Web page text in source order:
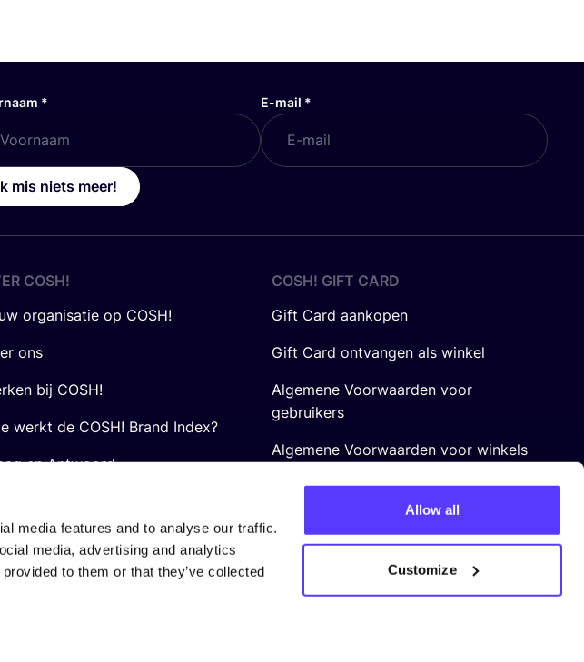
media features and to analyse our traffic.
media, advertising and analytics
to them or that they’ve collected
Allow all
Customize
* E-mail *
mis niets meer!
COSH!
organisatie op COSH!
ons
bij COSH!
werkt de COSH! Brand Index?
en Antwoord
COSH! GIFT CARD
Gift Card aankopen
Gift Card ontvangen als winkel
Algemene Voorwaarden voor
gebruikers
Algemene Voorwaarden voor winkels